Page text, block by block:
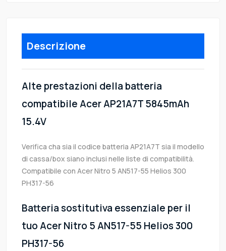
Descrizione
Alte prestazioni della batteria
compatibile Acer AP21A7T 5845mAh
15.4V
Verifica cha sia il codice batteria AP21A7T sia il modello
di cassa/box siano inclusi nelle liste di compatibilità.
Compatibile con Acer Nitro 5 AN517-55 Helios 300
PH317-56
Batteria sostitutiva essenziale per il
tuo Acer Nitro 5 AN517-55 Helios 300
PH317-56